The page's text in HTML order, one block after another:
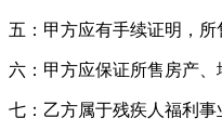
五：甲方应有手续证明，所
六：甲方应保证所售房产、
七：乙方属于残疾人福利